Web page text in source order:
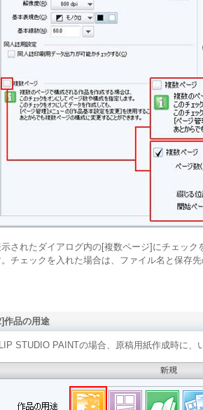
されたダイアログ内の[複数ページ]にチェッ
チェックを入れた場合は、ファイル名と保存先
作品の用途
STUDIO PAINTの場合、原稿用紙作成時に、